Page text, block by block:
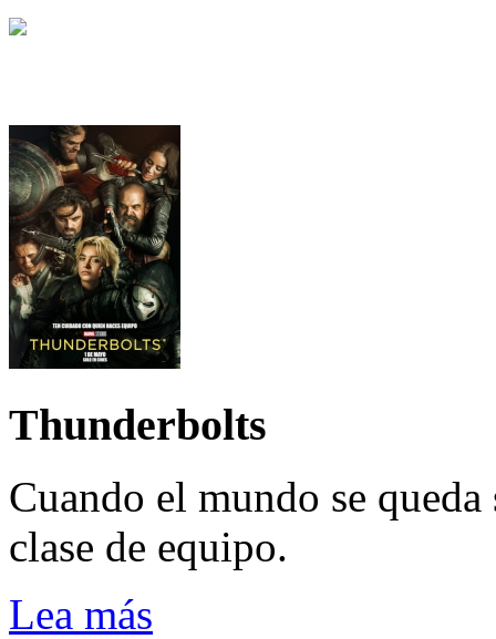
Thunderbolts
Cuando el mundo se
clase de equipo.
Lea más